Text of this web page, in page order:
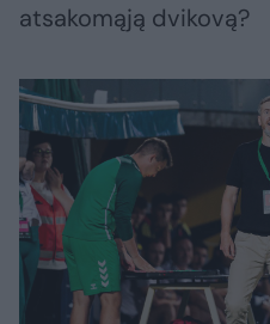
atsakomąją dvikovą?